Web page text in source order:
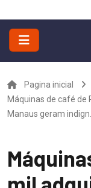
Pagina inicial
Máquinas de café de
Manaus geram indign...